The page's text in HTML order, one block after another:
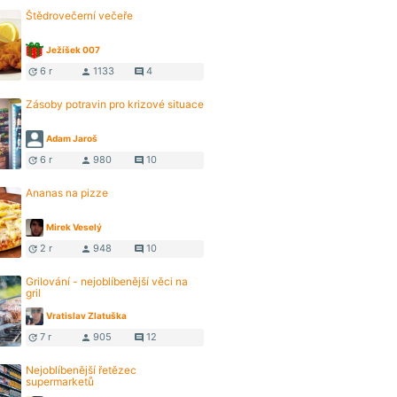
Štědrovečerní večeře
Ježíšek 007
update 6 r person 1133 comment 4
Zásoby potravin pro krizové situace
Adam Jaroš
update 6 r person 980 comment 10
Ananas na pizze
Mirek Veselý
update 2 r person 948 comment 10
Grilování - nejoblíbenější věci na
gril
Vratislav Zlatuška
update 7 r person 905 comment 12
Nejoblíbenější řetězec
supermarketů